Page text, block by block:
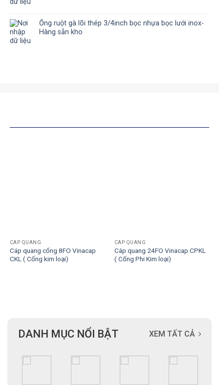
Ống ruột gà lõi thép 3/4inch bọc nhựa bọc lưới inox-
Hàng sẵn kho
CÁP QUANG
Cáp quang cống 8FO Vinacap
CKL ( Cống kim loại)
CÁP QUANG
Cáp quang 24FO Vinacap CPKL
( Cống Phi Kim loại)
DANH MỤC NỔI BẬT XEM TẤT CẢ